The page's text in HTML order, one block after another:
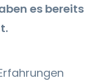
es bereits